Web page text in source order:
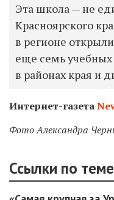
Эта школа — не
Красноярского
в регионе
еще семь
в районах края и
Интернет-газета
Фото Александра
Ссылки по